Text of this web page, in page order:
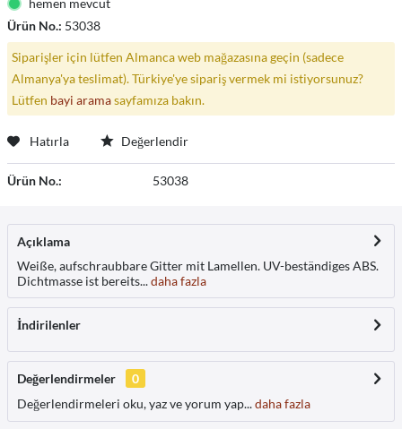
hemen mevcut
Ürün No.: 53038
Siparişler için lütfen Almanca web mağazasına geçin (sadece
Almanya'ya teslimat). Türkiye'ye sipariş vermek mi istiyorsunuz?
Lütfen bayi aramasayfamıza bakın.
Hatırla Değerlendir
Ürün No.: 53038
Açıklama
Weiße, aufschraubbare Gitter mit Lamellen. UV-beständiges ABS.
Dichtmasse ist bereits...daha fazla
İndirilenler
Değerlendirmeler
0
Değerlendirmeleri oku, yaz ve yorum yap...daha fazla